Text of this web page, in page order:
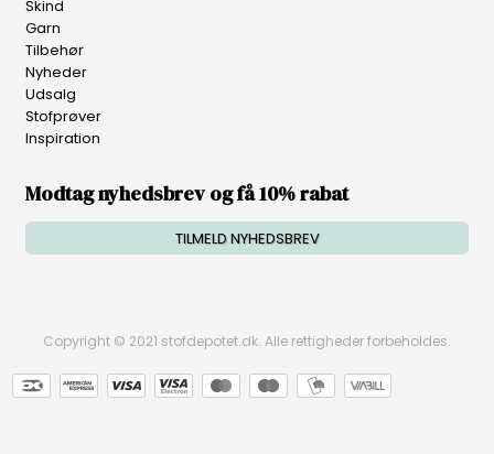
Skind
Garn
Tilbehør
Nyheder
Udsalg
Stofprøver
Inspiration
Modtag nyhedsbrev og få 10% rabat
TILMELD NYHEDSBREV
Copyright © 2021 stofdepotet.dk. Alle rettigheder forbeholdes.